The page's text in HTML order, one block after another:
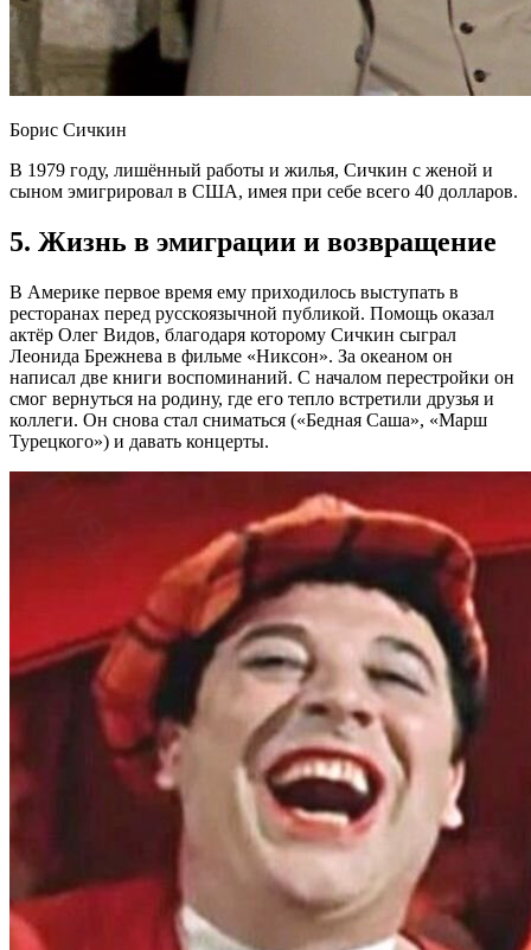
Борис Сичкин
В 1979 году, лишённый работы и жилья, Сичкин с женой и
сыном эмигрировал в США, имея при себе всего 40 долларов.
5. Жизнь в эмиграции и возвращение
В Америке первое время ему приходилось выступать в
ресторанах перед русскоязычной публикой. Помощь оказал
актёр Олег Видов, благодаря которому Сичкин сыграл
Леонида Брежнева в фильме «Никсон». За океаном он
написал две книги воспоминаний. С началом перестройки он
смог вернуться на родину, где его тепло встретили друзья и
коллеги. Он снова стал сниматься («Бедная Саша», «Марш
Турецкого») и давать концерты.